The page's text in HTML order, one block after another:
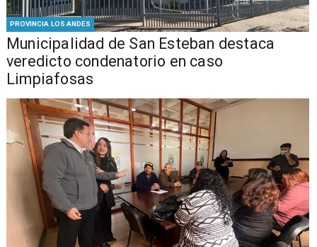
PROVINCIA LOS ANDES
Municipalidad de San Esteban destaca
veredicto condenatorio en caso
Limpiafosas